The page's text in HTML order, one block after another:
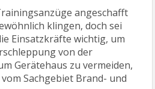
angeschafft
klingen, doch sei
Einsatzkräfte wichtig, um
von der
Gerätehaus zu vermeiden,
Sachgebiet Brand- und